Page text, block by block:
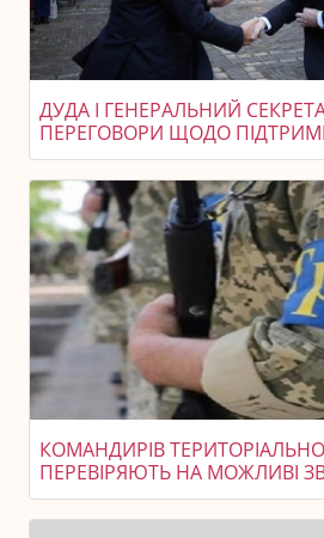
ДУДА І ГЕНЕРАЛЬНИЙ
ПЕРЕГОВОРИ ЩОДО
КОМАНДИРІВ
ПЕРЕВІРЯЮТЬ НА МОЖЛИВІ